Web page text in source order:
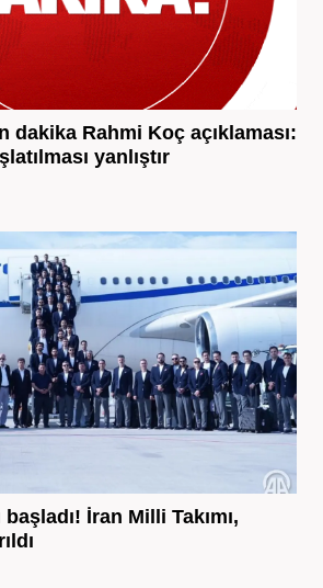
dakika Rahmi Koç açıklaması:
yanlıştır
İran Milli Takımı,